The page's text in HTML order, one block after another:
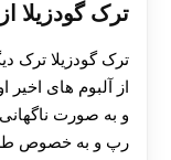
ترک گودزیلا از eminem
ترک گودزیلا ترک
از آلبوم های
و به صورت
رپ و به خصوص